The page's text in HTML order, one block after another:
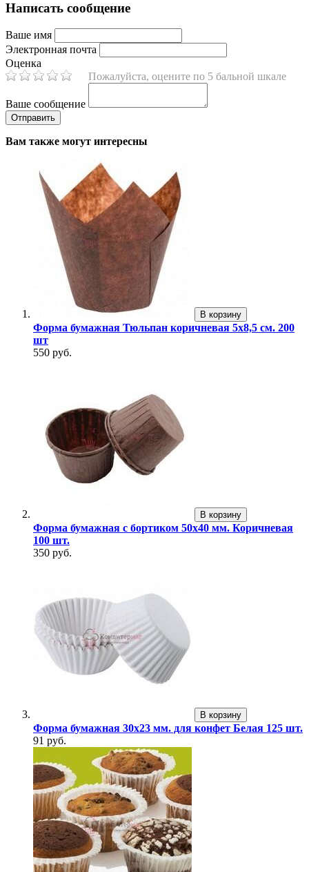
Написать сообщение
Ваше имя
Электронная почта
Оценка
Пожалуйста, оцените по 5 бальной шкале
Ваше сообщение
Вам также могут интересны
В корзину
Форма бумажная Тюльпан коричневая 5х8,5 см. 200
шт
550 руб.
В корзину
Форма бумажная с бортиком 50х40 мм. Коричневая
100 шт.
350 руб.
В корзину
Форма бумажная 30х23 мм. для конфет Белая 125 шт.
91 руб.